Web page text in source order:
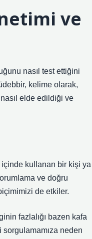
ve
nasıl test ettiğini
kelime olarak,
elde edildiği ve
içinde kullanan bir kişi ya
ve doğru
de etkiler.
fazlalığı bazen kafa
sorgulamamıza neden